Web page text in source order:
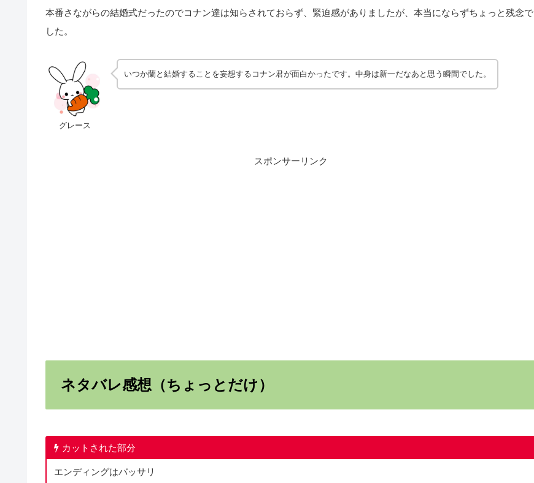
本番さながらの結婚式だったのでコナン達は知らされておらず、緊迫感がありましたが、本当にならずちょっと残念で
した。
グレース
いつか蘭と結婚することを妄想するコナン君が面白かったです。中身は新一だなあと思う瞬間でした。
スポンサーリンク
ネタバレ感想（ちょっとだけ）
カットされた部分
エンディングはバッサリ